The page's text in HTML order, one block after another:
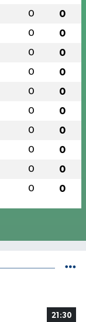
0 0
0 0
0 0
0 0
0 0
0 0
0 0
0 0
0 0
0 0
21:30